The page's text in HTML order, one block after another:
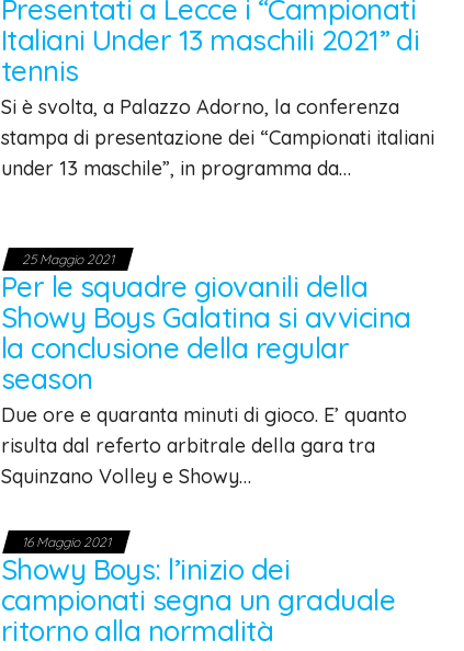
Presentati a Lecce i “Campionati
Italiani Under 13 maschili 2021” di
tennis
Si è svolta, a Palazzo Adorno, la conferenza
stampa di presentazione dei “Campionati italiani
under 13 maschile”, in programma da…
25 Maggio 2021
Per le squadre giovanili della
Showy Boys Galatina si avvicina
la conclusione della regular
season
Due ore e quaranta minuti di gioco. E’ quanto
risulta dal referto arbitrale della gara tra
Squinzano Volley e Showy…
16 Maggio 2021
Showy Boys: l’inizio dei
campionati segna un graduale
ritorno alla normalità